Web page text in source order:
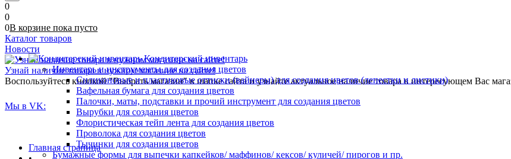
0
0
0В корзине пока пусто
Каталог товаров
Кондитерский инвентарь
Инвентарь и инструменты для создания цветов
Силиконовые и пластиковые оттиски (вайнеры) для создания цветов (лепестки и листики)
Вафельная бумага для создания цветов
Палочки, маты, подставки и прочий инструмент для создания цветов
Вырубки для создания цветов
Флористическая тейп лента для создания цветов
Проволока для создания цветов
Тычинки для создания цветов
Бумажные формы для выпечки капкейков/ маффинов/ кексов/ куличей/ пирогов и пр.
Новости
Узнай наличие товара в нужном магазине на сайте!
Воспользуйтесь кнопкой "Выбрать магазин" в шапке сайта и узнайте актуальное наличие товара в интересующем Вас
Мы в VK:
Главная страница